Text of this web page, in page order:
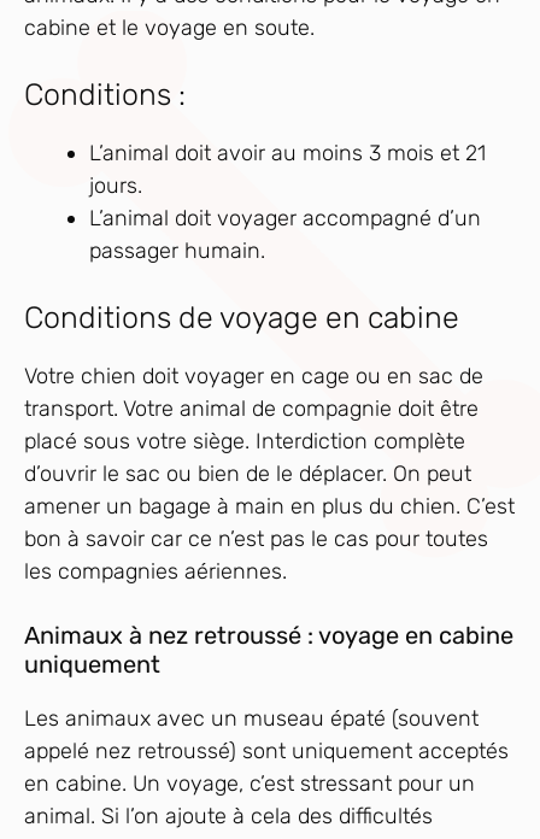
cabine et le voyage en soute.
Conditions :
L’animal doit avoir au moins 3 mois et 21
jours.
L’animal doit voyager accompagné d’un
passager humain.
Conditions de voyage en cabine
Votre chien doit voyager en cage ou en sac de
transport. Votre animal de compagnie doit être
placé sous votre siège. Interdiction complète
d’ouvrir le sac ou bien de le déplacer. On peut
amener un bagage à main en plus du chien. C’est
bon à savoir car ce n’est pas le cas pour toutes
les compagnies aériennes.
Animaux à nez retroussé : voyage en cabine
uniquement
Les animaux avec un museau épaté (souvent
appelé nez retroussé) sont uniquement acceptés
en cabine. Un voyage, c’est stressant pour un
animal. Si l’on ajoute à cela des difficultés